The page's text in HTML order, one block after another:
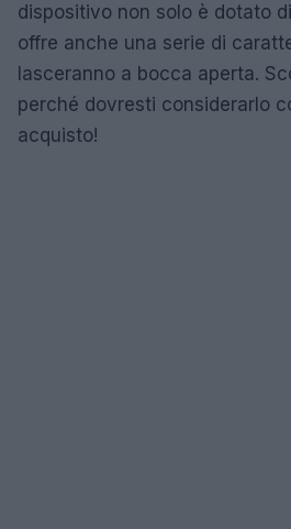
dispositivo non solo è dotato
offre anche una serie di
lasceranno a bocca aperta.
perché dovresti considerarlo
acquisto!